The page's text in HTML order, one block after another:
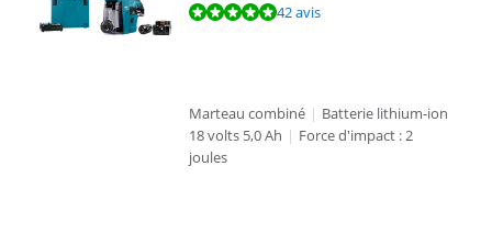
La note est de 9,5 sur 10, basée sur 42 avis.42 avis
Marteau combiné | Batterie lithium-ion
18 volts 5,0 Ah | Force d'impact : 2
joules